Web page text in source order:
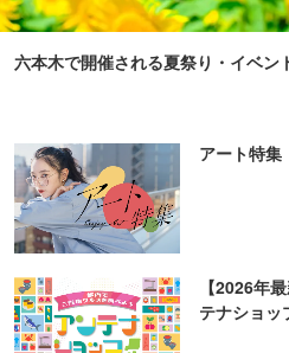
六本木で開催される夏祭り・イベン
アート特集
【2026年
テナショッ